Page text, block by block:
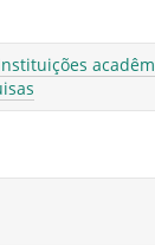
instituições